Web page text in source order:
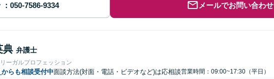
メールでお問い合わせ
典 弁護士
ーガルプロフェッション
からも相談受付中面談方法(対面・電話・ビデオなど)は応相談営業時間：09:00~17:30（平日）